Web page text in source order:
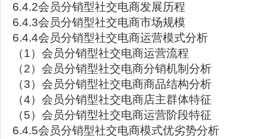
6.4.2会员分销型社交电商发展历程
6.4.3会员分销型社交电商市场规模
6.4.4会员分销型社交电商运营模式分析
（1）会员分销型社交电商运营流程
（2）会员分销型社交电商分销机制分析
（3）会员分销型社交电商商品结构分析
（4）会员分销型社交电商店主群体特征
（5）会员分销型社交电商运营阶段特征
6.4.5会员分销型社交电商模式优劣势分析